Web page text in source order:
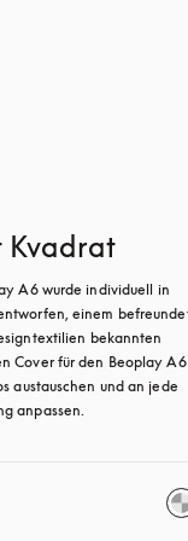
Kvadrat
A6 wurde individuell in
einem
bekannten
Cover für den Beoplay A6
austauschen und an jede
anpassen.